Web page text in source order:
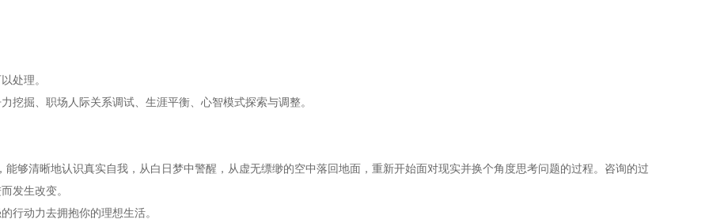
处理。
挖掘、职场人际关系调试、生涯平衡、心智模式探索与调整。
能够清晰地认识真实自我，从白日梦中警醒，从虚无缥缈的空中落回地面，重新开始面对现实并换个角度思考问题的过程。咨询的过
发生改变。
行动力去拥抱你的理想生活。